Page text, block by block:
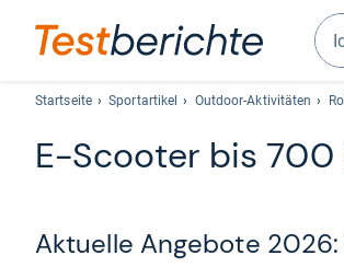
Sie
drei
Startseite Sportartikel Outdoor-Aktivitäten
E-​Scoo­ter bis 700
Aktu­elle Ange­bote